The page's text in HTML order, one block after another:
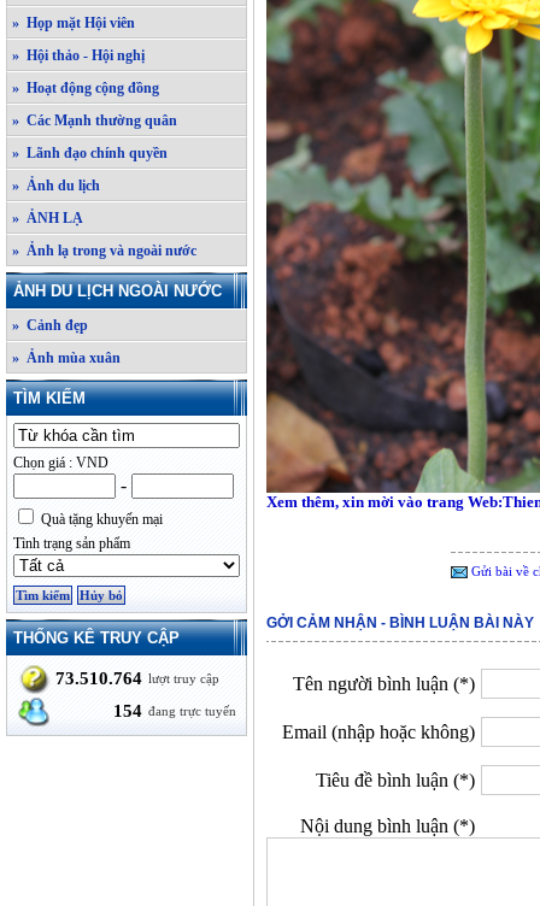
» Họp mặt Hội viên
» Hội thảo - Hội nghị
» Hoạt động cộng đồng
» Các Mạnh thường quân
» Lãnh đạo chính quyền
» Ảnh du lịch
» ẢNH LẠ
» Ảnh lạ trong và ngoài nước
ẢNH DU LỊCH NGOÀI NƯỚC
» Cảnh đẹp
» Ảnh mùa xuân
TÌM KIẾM
Chọn giá : VND
-
Quà tặng khuyến mại
Tình trạng sản phẩm
THỐNG KÊ TRUY CẬP
73.510.764 lượt truy cập
154 đang trực tuyến
Xem thêm, xin mời vào trang
Gửi bài về
GỞI CẢM NHẬN - BÌNH LUẬN BÀI NÀY
Tên người bình luận (*)
Email (nhập hoặc không)
Tiêu đề bình luận (*)
Nội dung bình luận (*)